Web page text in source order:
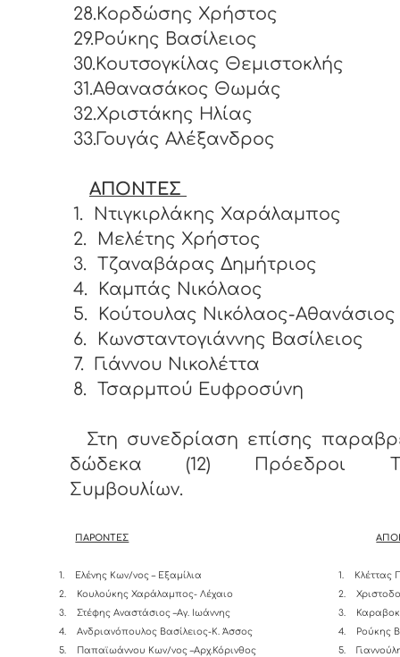
28.Κορδώσης Χρήστος
29.Ρούκης Βασίλειος
30.Κουτσογκίλας Θεμιστοκλής
31.Αθανασάκος Θωμάς
32.Χριστάκης Ηλίας
33.Γουγάς Αλέξανδρος
ΑΠΟΝΤΕΣ
1.
Ντιγκιρλάκης Χαράλαμπος
2.
Μελέτης Χρήστος
3.
Τζαναβάρας Δημήτριος
4.
Καμπάς Νικόλαος
5.
Κούτουλας Νικόλαος-Αθανάσιος
6.
Κωνσταντογιάννης Βασίλειος
7.
Γιάννου Νικολέττα
8.
Τσαρμπού Ευφροσύνη
Στη συνεδρίαση επίσης
δώδεκα (12) Πρόεδροι
Συμβουλίων.
ΠΑΡΟΝΤΕΣ
1.
Ελένης Κων/νος – Εξαμίλια
2.
Κουλούκης Χαράλαμπος- Λέχαιο
3.
Στέφης Αναστάσιος –Αγ. Ιωάννης
4.
Ανδριανόπουλος Βασίλειος-K. Άσσος
5.
Παπαϊωάννου Κων/νος –Αρχ.Κόρινθος
1.
Κλέττας
2.
3.
4.
Ρούκης
5.